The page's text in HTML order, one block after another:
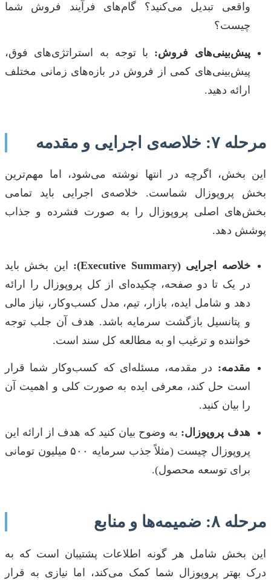
واقعی تبدیل می‌کنید؟ گام‌های فرآیند فروش شما
چیست؟
پیش‌بینی‌های فروش: با توجه به استراتژی‌های فوق،
پیش‌بینی‌های کمی از فروش در بازه‌های زمانی مختلف
ارائه دهید.
مرحله ۷: خلاصه‌ی اجرایی و مقدمه
این بخش، اگرچه در انتها نوشته می‌شود، اما مهم‌ترین
بخش پروپوزال شماست. خلاصه‌ی اجرایی باید تمامی
بخش‌های اصلی پروپوزال را به صورت فشرده و جذاب
پوشش دهد.
خلاصه اجرایی (Executive Summary):
این بخش باید
در یک تا دو صفحه، چکیده‌ای از کل پروپوزال را ارائه
دهد و شامل ایده، بازار، تیم، مدل کسب‌وکار، نیاز مالی
و پتانسیل بازگشت سرمایه باشد. هدف آن جلب توجه
خواننده و ترغیب او به مطالعه کل سند است.
مقدمه: در مقدمه، مسئله‌ای که کسب‌وکار شما قرار
است حل کند، معرفی ایده به صورت کلی و اهمیت آن
را بیان کنید.
هدف پروپوزال: به وضوح بیان کنید که هدف از ارائه این
پروپوزال چیست (مثلاً جذب سرمایه ۵۰۰ میلیون تومانی
برای توسعه محصول).
مرحله ۸: ضمیمه‌ها و منابع
این بخش شامل هر گونه اطلاعات پشتیبان است که به
درک بهتر پروپوزال شما کمک می‌کند، اما نیازی به قرار